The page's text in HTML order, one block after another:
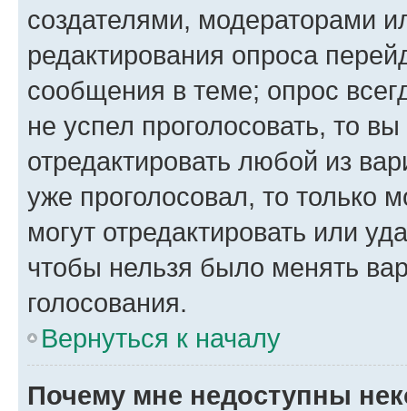
создателями, модераторами
редактирования опроса
сообщения в теме; опрос
не успел проголосовать, то
отредактировать любой из
уже проголосовал, то только
могут отредактировать или
чтобы нельзя было менять
голосования.
Вернуться к началу
Почему мне недоступны